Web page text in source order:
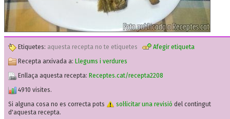
Etiquetes: aquesta recepta no te etiquetes
Afegir etiqueta
Recepta arxivada a: Llegums i verdures
Enllaça aquesta recepta: Receptes.cat/recepta2208
4910 visites.
Si alguna cosa no es correcta pots
sol·licitar una revisió del contingut
d'aquesta recepta.